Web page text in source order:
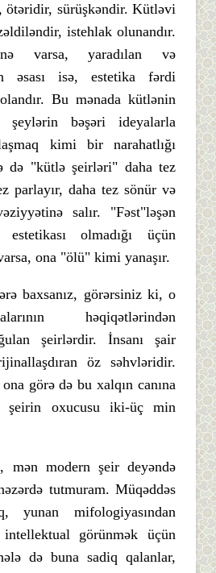
ötəridir, sürüşkəndir. Kütləvi
istehlak olunandır.
varsa, yaradılan və
əsası isə, estetika fərdi
Bu mənada kütlənin
bəşəri ideyalarla
kimi bir narahatlığı
də "kütlə şeirləri" daha tez
parlayır, daha tez sönür və
salır. "Fəst"ləşən
olmadığı üçün
ona "ölü" kimi yanaşır.
baxsanız, görərsiniz ki, o
həqiqətlərindən
şeirlərdir. İnsanı şair
öz səhvləridir.
görə də bu xalqın canına
şeirin oxucusu iki-üç min
mən modern şeir deyəndə
tutmuram. Müqəddəs
yunan mifologiyasından
intellektual görünmək üçün
də buna sadiq qalanlar,